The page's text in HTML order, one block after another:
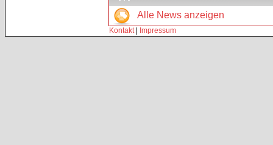
Alle News anzeigen
Kontakt | Impressum